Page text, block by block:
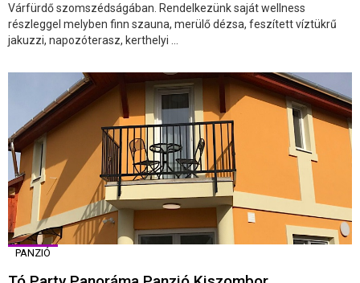
Várfürdő szomszédságában. Rendelkezünk saját wellness
részleggel melyben finn szauna, merülő dézsa, feszített víztükrű
jakuzzi, napozóterasz, kerthelyi ...
PANZIÓ